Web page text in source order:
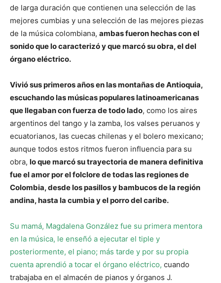
de larga duración que contienen una selección de las
mejores cumbias y una selección de las mejores piezas
de la música colombiana, ambas fueron hechas con el
sonido que lo caracterizó y que marcó su obra, el del
órgano eléctrico.
Vivió sus primeros años en las montañas de Antioquia,
escuchando las músicas populares latinoamericanas
que llegaban con fuerza de todo lado, como los aires
argentinos del tango y la zamba, los valses peruanos y
ecuatorianos, las cuecas chilenas y el bolero mexicano;
aunque todos estos ritmos fueron influencia para su
obra, lo que marcó su trayectoria de manera definitiva
fue el amor por el folclore de todas las regiones de
Colombia, desde los pasillos y bambucos de la región
andina, hasta la cumbia y el porro del caribe.
Su mamá, Magdalena González fue su primera mentora
en la música, le enseñó a ejecutar el tiple y
posteriormente, el piano; más tarde y por su propia
cuenta aprendió a tocar el órgano eléctrico, cuando
trabajaba en el almacén de pianos y órganos J.